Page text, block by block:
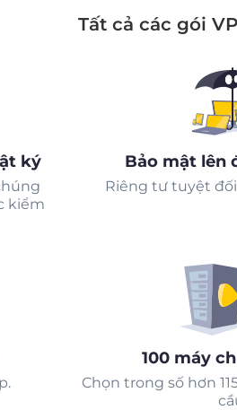
Tất cả các gói
ký
kiểm
Bảo mật lên
Riêng tư tuyệt
100 máy
Chọn trong số hơn